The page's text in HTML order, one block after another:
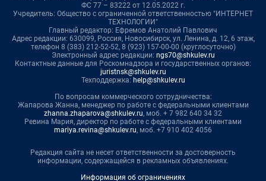
ФС 77 – 83222 от 12.05.2022 г.
Учредитель: Общество с ограниченной ответственностью "ИНТЕРНЕТ
ТЕХНОЛОГИИ"
Главный редактор: Ефремов Анатолий Павлович
Адрес редакции: 630099, Россия, Новосибирск, ул. Ленина, д. 12, 6 этаж,
телефон 8 (383) 212-52-52, 8 (923) 157-00-00 (круглосуточно)
Электронный адрес редакции: ngs70@shkulev.ru
Контактные данные для Роскомнадзора и государственных органов:
juristnsk@shkulev.ru
Техподдержка: help@shkulev.ru
По вопросам коммерческого сотрудничества:
Жапарова Жанна, менеджер по работе с федеральными клиентами
zhanna.zhaparova@shkulev.ru, моб. + 7 982 640 34 32
Ревина Мария, директор по работе с федеральными клиентами
mariya.revina@shkulev.ru, моб. +7 910 402 4056
Редакция сайта не несет ответственности за достоверность
информации, содержащейся в рекламных объявлениях.
Информация об ограничениях